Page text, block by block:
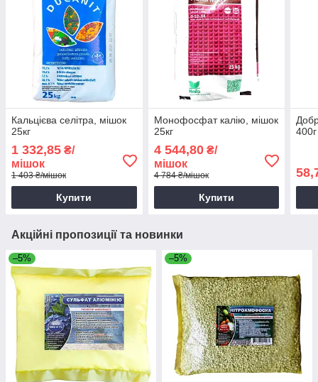
Кальцієва селітра, мішок
25кг
1 332,85 ₴/
мішок
1 403 ₴/мішок
Купити
Монофосфат калію, мішок
25кг
4 544,80₴/
мішок
4 784 ₴/мішок
Купити
400г
Акційні пропозиції та новинки
–5% –5%